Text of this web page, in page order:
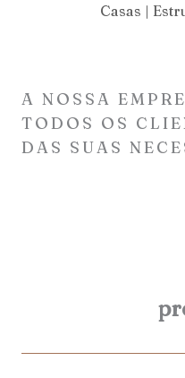
Casas |
A NOSSA
TODOS OS
DAS SUAS